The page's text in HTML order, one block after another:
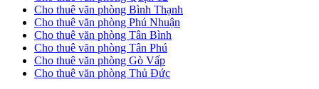
Cho thuê văn phòng Bình Thạnh
Cho thuê văn phòng Phú Nhuận
Cho thuê văn phòng Tân Bình
Cho thuê văn phòng Tân Phú
Cho thuê văn phòng Gò Vấp
Cho thuê văn phòng Thủ Đức